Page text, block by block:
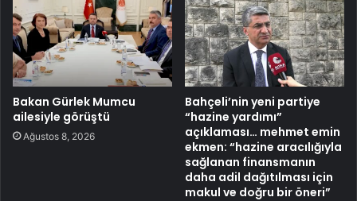
Bakan Gürlek Mumcu
ailesiyle görüştü
Ağustos 8, 2026
Bahçeli’nin yeni partiye
“hazine yardımı”
açıklaması… mehmet emin
ekmen: “hazine aracılığıyla
sağlanan finansmanın
daha adil dağıtılması için
makul ve doğru bir öneri”